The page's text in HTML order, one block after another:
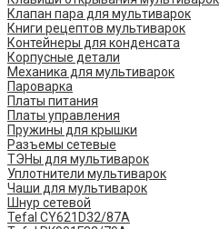
Клапан пара для мультиварок
Книги рецептов мультиварок
Контейнеры для конденсата
Корпусные детали
Механика для мультиварок
Пароварка
Платы питания
Платы управления
Пружины для крышки
Разъемы сетевые
ТЭНы для мультиварок
Уплотнители мультиварок
Чаши для мультиварок
Шнур сетевой
Tefal CY621D32/87A